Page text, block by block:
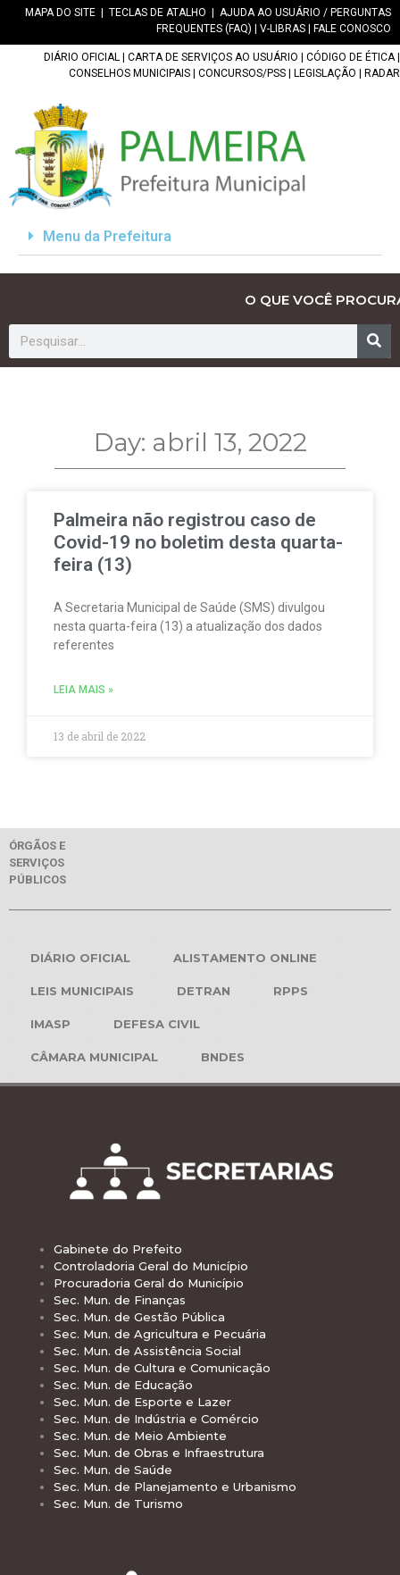
MAPA DO SITE TECLAS DE ATALHO
AJUDA AO USUÁRIO / PERGUNTAS
FREQUENTES (FAQ)
V-LIBRAS FALE CONOSCO
DIÁRIO OFICIAL CARTA DE SERVIÇOS AO USUÁRIO CÓDIGO DE ÉTICA|
CONSELHOS MUNICIPAIS
CONCURSOS/PSS LEGISLAÇÃO RADAR
Menu da Prefeitura
O QUE VOCÊ
Day: abril 13, 2022
Palmeira não registrou caso de
Covid-19 no boletim desta quarta-
feira (13)
A Secretaria Municipal de Saúde (SMS) divulgou
nesta quarta-feira (13) a atualização dos dados
referentes
LEIA MAIS »
13 de abril de 2022
ÓRGÃOS E
SERVIÇOS
PÚBLICOS
DIÁRIO OFICIAL ALISTAMENTO ONLINE
LEIS MUNICIPAIS DETRAN RPPS
IMASP DEFESA CIVIL
CÂMARA MUNICIPAL BNDES
Gabinete do Prefeito
Controladoria Geral do Município
Procuradoria Geral do Município
Sec. Mun. de Finanças
Sec. Mun. de Gestão Pública
Sec. Mun. de Agricultura e Pecuária
Sec. Mun. de Assistência Social
Sec. Mun. de Cultura e Comunicação
Sec. Mun. de Educação
Sec. Mun. de Esporte e Lazer
Sec. Mun. de Indústria e Comércio
Sec. Mun. de Meio Ambiente
Sec. Mun. de Obras e Infraestrutura
Sec. Mun. de Saúde
Sec. Mun. de Planejamento e Urbanismo
Sec. Mun. de Turismo